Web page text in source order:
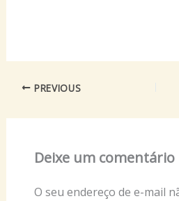
PREVIOUS
Deixe um comentário
O seu endereço de e-mail